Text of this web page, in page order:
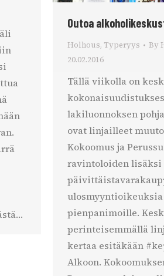
Outoa
Holhous, Typeryys By
20.02.2016
Tällä viikolla on
lakiluonnoksen
ovat linjailleet
Kokoomus ja
ravintoloiden lisäksi
pienpanimoille.
perinteisemmällä
kertaa esitäkään
Alkoon.